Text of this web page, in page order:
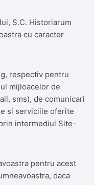
S.C. Historiarum
cu caracter
respectiv pentru
mijloacelor de
sms), de comunicari
si serviciile oferite
intermediul Site-
pentru acest
daca